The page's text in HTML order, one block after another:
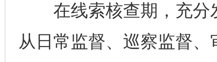
在线索核查期，充分
从日常监督、巡察监督